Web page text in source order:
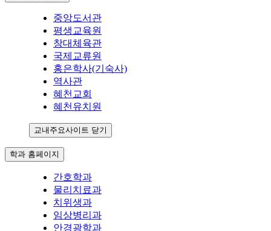
중앙도서관
평생교육원
창대체육관
국제교류원
홍은학사(기숙사)
역사관
혜천교회
혜천유치원
교내주요사이트 닫기
학과 홈페이지
간호학과
물리치료과
치위생과
임상병리과
안경광학과